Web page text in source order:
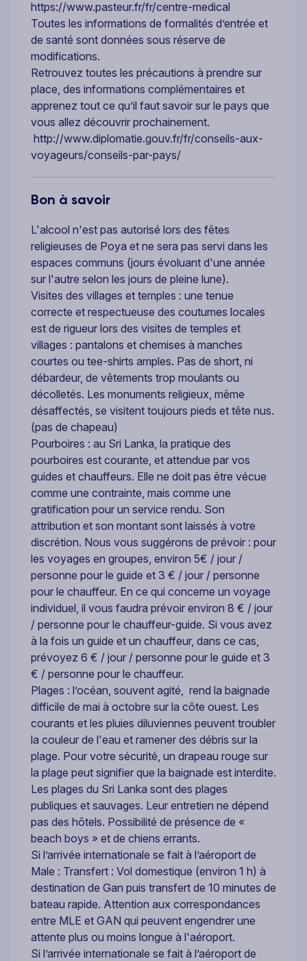
https://www.pasteur.fr/fr/centre-medical
Toutes les informations de formalités d’entrée et
de santé sont données sous réserve de
modifications.
Retrouvez toutes les précautions à prendre sur
place, des informations complémentaires et
apprenez tout ce qu’il faut savoir sur le pays que
vous allez découvrir prochainement.
http://www.diplomatie.gouv.fr/fr/conseils-aux-
voyageurs/conseils-par-pays/
Bon à savoir
L'alcool n'est pas autorisé lors des fêtes
religieuses de Poya et ne sera pas servi dans les
espaces communs (jours évoluant d'une année
sur l'autre selon les jours de pleine lune).
Visites des villages et temples : une tenue
correcte et respectueuse des coutumes locales
est de rigueur lors des visites de temples et
villages : pantalons et chemises à manches
courtes ou tee-shirts amples. Pas de short, ni
débardeur, de vêtements trop moulants ou
décolletés. Les monuments religieux, même
désaffectés, se visitent toujours pieds et tête nus.
(pas de chapeau)
Pourboires : au Sri Lanka, la pratique des
pourboires est courante, et attendue par vos
guides et chauffeurs. Elle ne doit pas être vécue
comme une contrainte, mais comme une
gratification pour un service rendu. Son
attribution et son montant sont laissés à votre
discrétion. Nous vous suggérons de prévoir : pour
les voyages en groupes, environ 5€ / jour /
personne pour le guide et 3 € / jour / personne
pour le chauffeur. En ce qui concerne un voyage
individuel, il vous faudra prévoir environ 8 € / jour
/ personne pour le chauffeur-guide. Si vous avez
à la fois un guide et un chauffeur, dans ce cas,
prévoyez 6 € / jour / personne pour le guide et 3
€ / personne pour le chauffeur.
Plages : l’océan, souvent agité, rend la baignade
difficile de mai à octobre sur la côte ouest. Les
courants et les pluies diluviennes peuvent troubler
la couleur de l'eau et ramener des débris sur la
plage. Pour votre sécurité, un drapeau rouge sur
la plage peut signifier que la baignade est interdite.
Les plages du Sri Lanka sont des plages
publiques et sauvages. Leur entretien ne dépend
pas des hôtels. Possibilité de présence de «
beach boys » et de chiens errants.
Si l’arrivée internationale se fait à l’aéroport de
Male : Transfert : Vol domestique (environ 1 h) à
destination de Gan puis transfert de 10 minutes de
bateau rapide. Attention aux correspondances
entre MLE et GAN qui peuvent engendrer une
attente plus ou moins longue à l'aéroport.
Si l’arrivée internationale se fait à l’aéroport de